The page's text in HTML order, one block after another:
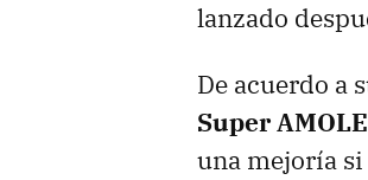
lanzado
De acuerdo a
Super
una mejoría